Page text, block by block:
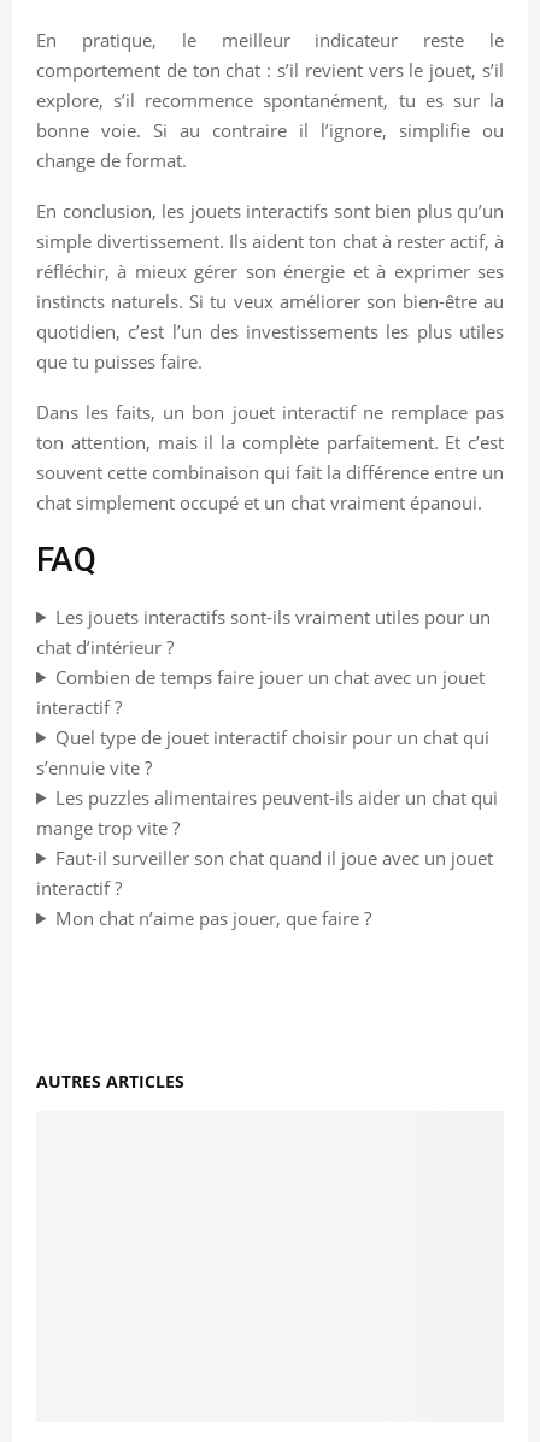
En pratique, le meilleur indicateur reste le
comportement de ton chat : s’il revient vers le jouet, s’il
explore, s’il recommence spontanément, tu es sur la
bonne voie. Si au contraire il l’ignore, simplifie ou
change de format.
En conclusion, les jouets interactifs sont bien plus qu’un
simple divertissement. Ils aident ton chat à rester actif, à
réfléchir, à mieux gérer son énergie et à exprimer ses
instincts naturels. Si tu veux améliorer son bien-être au
quotidien, c’est l’un des investissements les plus utiles
que tu puisses faire.
Dans les faits, un bon jouet interactif ne remplace pas
ton attention, mais il la complète parfaitement. Et c’est
souvent cette combinaison qui fait la différence entre un
chat simplement occupé et un chat vraiment épanoui.
FAQ
Les jouets interactifs sont-ils vraiment utiles pour un
chat d’intérieur ?
Combien de temps faire jouer un chat avec un jouet
interactif ?
Quel type de jouet interactif choisir pour un chat qui
s’ennuie vite ?
Les puzzles alimentaires peuvent-ils aider un chat qui
mange trop vite ?
Faut-il surveiller son chat quand il joue avec un jouet
interactif ?
Mon chat n’aime pas jouer, que faire ?
AUTRES ARTICLES